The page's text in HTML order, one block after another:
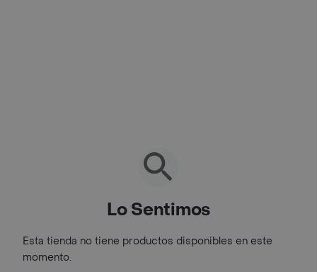
Lo Sentimos
Esta tienda no tiene productos disponibles en este
momento.